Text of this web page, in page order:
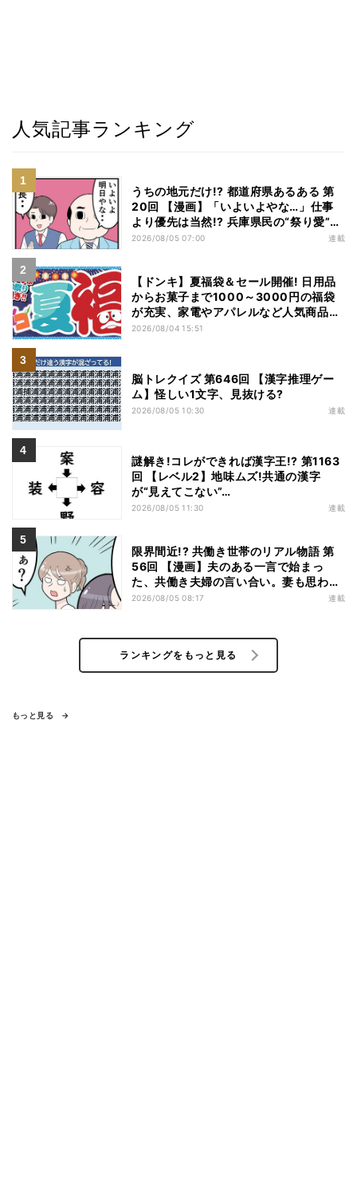
人気記事ランキング
うちの地元だけ!? 都道府県あるある 第
20回 【漫画】「いよいよやな…」仕事
より優先は当然!? 兵庫県民の“祭り愛”が
熱すぎた
2026/08/05 07:00 連載
【ドンキ】夏福袋＆セール開催! 日用品
からお菓子まで1000～3000円の福袋
が充実、家電やアパレルなど人気商品も
特価
2026/08/04 15:51
脳トレクイズ 第646回 【漢字推理ゲー
ム】怪しい1文字、見抜ける?
2026/08/05 10:30 連載
謎解き!コレができれば漢字王!? 第1163
回 【レベル2】地味ムズ!共通の漢字
が“見えてこない”…
2026/08/05 11:30 連載
限界間近!? 共働き世帯のリアル物語 第
56回 【漫画】夫のある一言で始まっ
た、共働き夫婦の言い合い。妻も思わ
ず…
2026/08/05 08:17 連載
ランキングをもっと見る
もっと見る